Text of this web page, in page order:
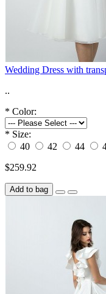
Wedding Dress with
..
* Color:
* Size:
40
42 44
$259.92
Add to bag